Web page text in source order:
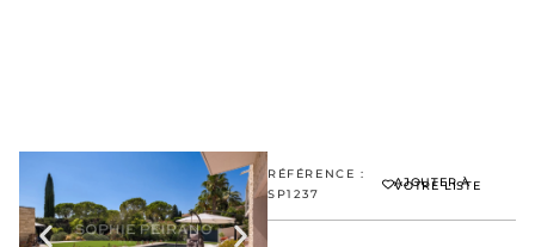
RÉFÉRENCE :
SP1237
AJOUTER À
VOTRE LISTE